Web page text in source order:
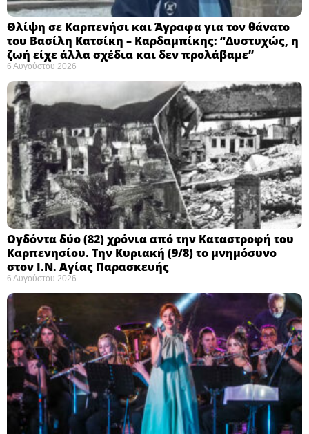
Θλίψη σε Καρπενήσι και Άγραφα για τον θάνατο
του Βασίλη Κατσίκη – Καρδαμπίκης: “Δυστυχώς, η
ζωή είχε άλλα σχέδια και δεν προλάβαμε”
6 Αυγούστου 2026
Ογδόντα δύο (82) χρόνια από την Καταστροφή του
Καρπενησίου. Την Κυριακή (9/8) το μνημόσυνο
στον Ι.Ν. Αγίας Παρασκευής
6 Αυγούστου 2026